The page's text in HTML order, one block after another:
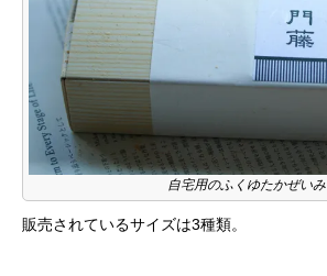
自宅用のふくゆたかぜいみ
販売されているサイズは3種類。